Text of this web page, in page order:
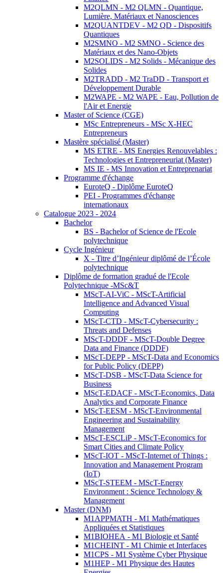
M2QLMN - M2 QLMN - Quantique,
Lumière, Matériaux et Nanosciences
M2QUANTDEV - M2 QD - Dispositifs
Quantiques
M2SMNO - M2 SMNO - Science des
Matériaux et des Nano-Objets
M2SOLIDS - M2 Solids - Mécanique des
Solides
M2TRADD - M2 TraDD - Transport et
Développement Durable
M2WAPE - M2 WAPE - Eau, Pollution de
l'Air et Energie
Master of Science (CGE)
MSc Entrepreneurs - MSc X-HEC
Entrepreneurs
Mastère spécialisé (Master)
MS ETRE - MS Energies Renouvelables :
Technologies et Entrepreneuriat (Master)
MS IE - MS Innovation et Entreprenariat
Programme d'échange
EuroteQ - Diplôme EuroteQ
PEI - Programmes d'échange
internationaux
Catalogue 2023 - 2024
Bachelor
BS - Bachelor of Science de l'Ecole
polytechnique
Cycle Ingénieur
X - Titre d’Ingénieur diplômé de l’École
polytechnique
Diplôme de formation gradué de l'Ecole
Polytechnique -MSc&T
MScT-AI-ViC - MScT-Artificial
Intelligence and Advanced Visual
Computing
MScT-CTD - MScT-Cybersecurity :
Threats and Defenses
MScT-DDDF - MScT-Double Degree
Data and Finance (DDDF)
MScT-DEPP - MScT-Data and Economics
for Public Policy (DEPP)
MScT-DSB - MScT-Data Science for
Business
MScT-EDACF - MScT-Economics, Data
Analytics and Corporate Finance
MScT-EESM - MScT-Environmental
Engineering and Sustainability
Management
MScT-ESCLiP - MScT-Economics for
Smart Cities and Climate Policy
MScT-IOT - MScT-Internet of Things :
Innovation and Management Program
(IoT)
MScT-STEEM - MScT-Energy
Environment : Science Technology &
Management
Master (DNM)
M1APPMATH - M1 Mathématiques
Appliquées et Statistiques
M1BIOHEA - M1 Biologie et Santé
M1CHEINT - M1 Chimie et Interfaces
M1CPS - M1 Système Cyber Physique
M1HEP - M1 Physique des Hautes